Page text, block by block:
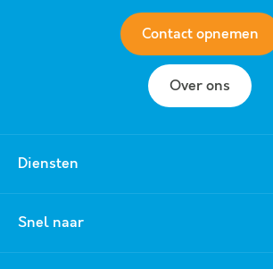
Contact opnemen
Over ons
Diensten
Aankoop
Snel naar